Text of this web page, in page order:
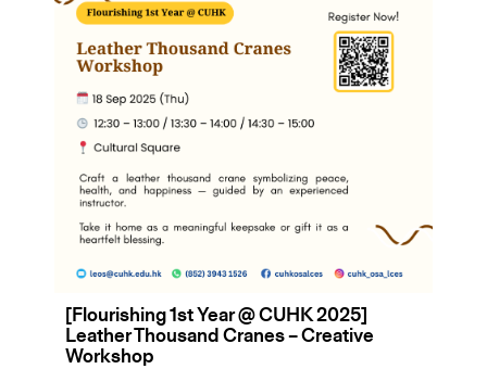
[Flourishing 1st Year @ CUHK 2025]
Leather Thousand Cranes – Creative
Workshop